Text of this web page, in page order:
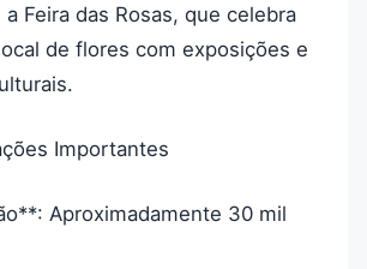
Feira das Rosas, que celebra
de flores com exposições e
Importantes
Aproximadamente 30 mil